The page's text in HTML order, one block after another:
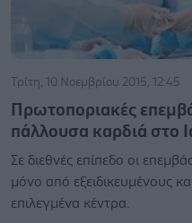
Τρίτη, 10 Νοεμβρίου 2015, 12:45
Πρωτοποριακές
πάλλουσα καρδιά στο
Σε διεθνές επίπεδο οι
μόνο από εξειδικευμένους
επιλεγμένα κέντρα.